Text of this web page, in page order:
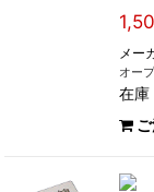
メー
オー
在